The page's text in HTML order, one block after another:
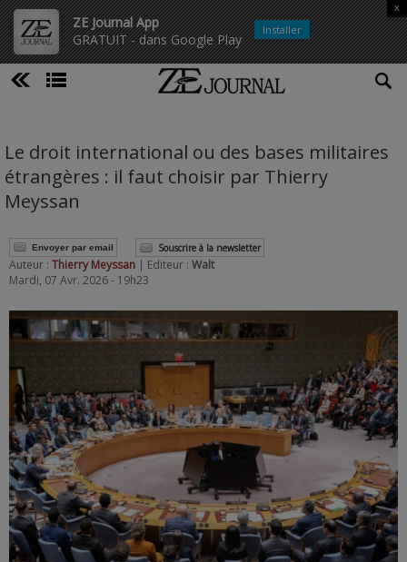
ZE Journal App
GRATUIT - dans Google Play
x
Installer
Le droit international ou des bases militaires
étrangères : il faut choisir par Thierry
Meyssan
Envoyer par email Souscrire à la newsletter
Auteur : Thierry Meyssan | Editeur : Walt
Mardi, 07 Avr. 2026 - 19h23